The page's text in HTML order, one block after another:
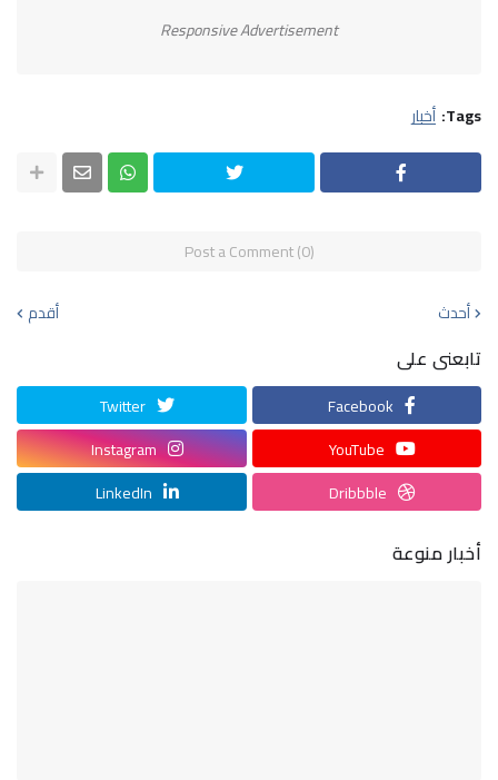
Responsive Advertisement
Tags: أخبار
Post a Comment (0)
أحدث أقدم
تابعنى على
Facebook
Twitter
YouTube
Instagram
Dribbble
LinkedIn
أخبار منوعة